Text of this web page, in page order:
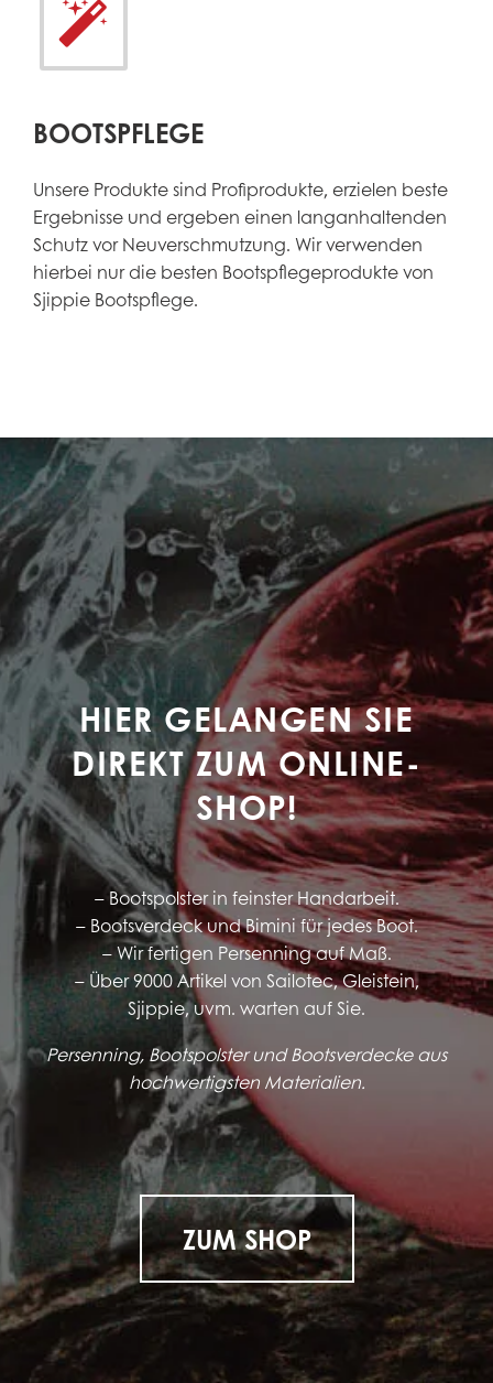


BOOTSPFLEGE
Unsere Produkte sind Profiprodukte, erzielen beste
Ergebnisse und ergeben einen langanhaltenden
Schutz vor Neuverschmutzung. Wir verwenden
hierbei nur die besten Bootspflegeprodukte von
Sjippie Bootspflege.
HIER GELANGEN SIE
DIREKT ZUM ONLINE-
SHOP!
– Bootspolster in feinster Handarbeit.
– Bootsverdeck und Bimini für jedes Boot.
– Wir fertigen Persenning auf Maß.
– Über 9000 Artikel von Sailotec, Gleistein,
Sjippie, uvm. warten auf Sie.
Persenning, Bootspolster und Bootsverdecke aus
hochwertigsten Materialien.
ZUM SHOP